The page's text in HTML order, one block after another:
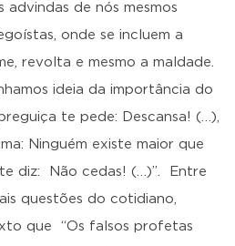
advindas de nós mesmos
onde se incluem a
revolta e mesmo a maldade.
ideia da importância do
te pede: Descansa! (…),
Ninguém existe maior que
diz: Não cedas! (…)”. Entre
questões do cotidiano,
que “Os falsos profetas